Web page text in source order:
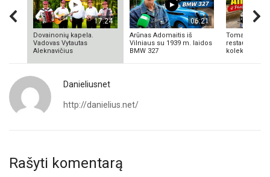
17:24
Dovainonių kapela.
Vadovas Vytautas
Aleknavičius
06:21
Arūnas Adomaitis iš
Vilniaus su 1939 m. laidos
BMW 327
Tomas
Danieliusnet
http://danielius.net/
Rašyti komentarą